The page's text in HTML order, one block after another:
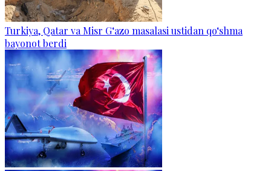
Turkiya, Qatar va Misr G‘azo masalasi ustidan qo‘shma
bayonot berdi